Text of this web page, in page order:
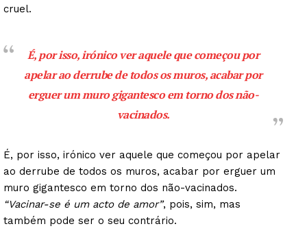
cruel.
É, por isso, irónico ver aquele que começou por
apelar ao derrube de todos os muros, acabar por
erguer um muro gigantesco em torno dos não-
vacinados.
É, por isso, irónico ver aquele que começou por apelar
ao derrube de todos os muros, acabar por erguer um
muro gigantesco em torno dos não-vacinados.
“Vacinar-se é um acto de amor”, pois, sim, mas
também pode ser o seu contrário.